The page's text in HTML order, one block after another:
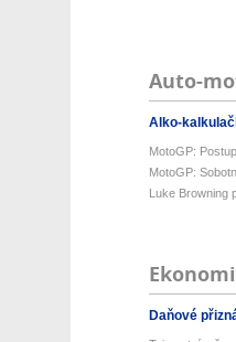
Auto-
Alko-
MotoGP:
MotoGP:
Luke Browning
Daňové